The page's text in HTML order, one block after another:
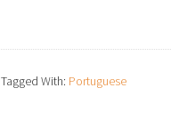
Tagged With: Portuguese